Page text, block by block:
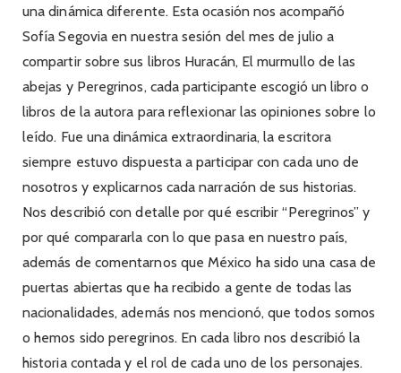
una dinámica diferente. Esta ocasión nos acompañó
Sofía Segovia en nuestra sesión del mes de julio a
compartir sobre sus libros Huracán, El murmullo de las
abejas y Peregrinos, cada participante escogió un libro o
libros de la autora para reflexionar las opiniones sobre lo
leído. Fue una dinámica extraordinaria, la escritora
siempre estuvo dispuesta a participar con cada uno de
nosotros y explicarnos cada narración de sus historias.
Nos describió con detalle por qué escribir “Peregrinos” y
por qué compararla con lo que pasa en nuestro país,
además de comentarnos que México ha sido una casa de
puertas abiertas que ha recibido a gente de todas las
nacionalidades, además nos mencionó, que todos somos
o hemos sido peregrinos. En cada libro nos describió la
historia contada y el rol de cada uno de los personajes.